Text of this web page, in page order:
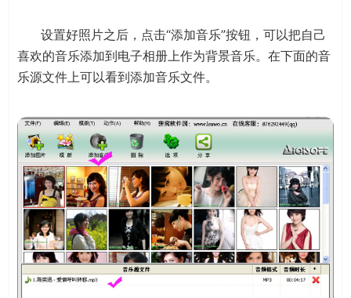
设置好照片之后，点击“添加音乐”按钮，可以把自己
喜欢的音乐添加到电子相册上作为背景音乐。在下面的音
乐源文件上可以看到添加音乐文件。